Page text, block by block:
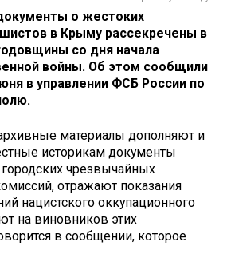
о жестоких
в Крыму рассекречены в
со дня начала
войны. Об этом сообщили
в управлении ФСБ России по
материалы дополняют и
историкам документы
чрезвычайных
отражают показания
нацистского оккупационного
на виновников этих
в сообщении, которое